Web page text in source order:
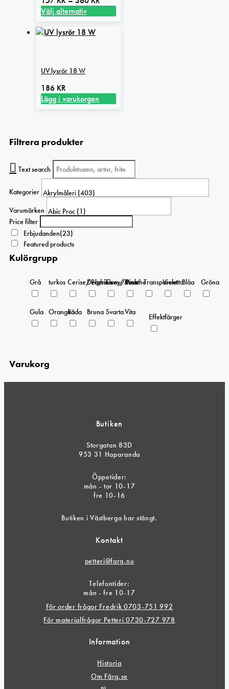
kan
på
Välj alternativ
här
varianter.
De
olika
alternativen
på
produktsidan
UV lysrör 18 W
186 KR
Lägg i varukorgen
Filtrera produkter
Text search
Kategorier
Varumärken
Price filter
Erbjudanden(23)
Featured products
Kulörgrupp
Grå turkos Cerise/Paprika
Delphinium/Menthe
Grey/Pink
Rosa Transparent
ViolettaBlåa Gröna
Gula OrangeaRöda Bruna SvartaVita
Effektfärger
Varukorg
Butiken
Storgatan 83D
953 31 Haparanda
Öppetider:
mån - tor 10-17
fre 10-16
Butiken i Västberga har stängt.
Kontakt
petteri@farg.nu
Telefontider:
mån - fre 10-17
För order frågor Fredrik 0703-751 992
För materialfrågor Petteri 0730-727 978
Information
Historia
Om Färg.se